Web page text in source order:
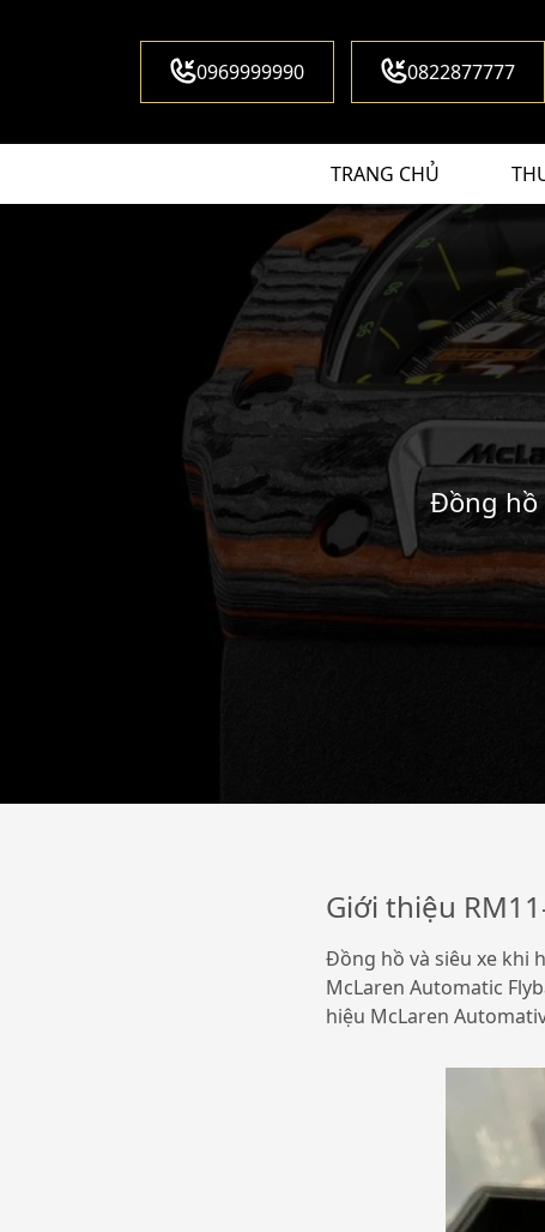
0969999990 0822877777
TRANG CHỦ
Đồng hồ
Giới thiệu
Đồng hồ và siêu xe khi
McLaren Automatic
hiệu McLaren